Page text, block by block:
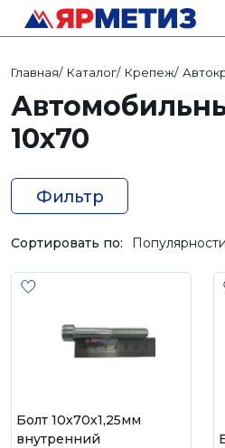
Главная/ Каталог/ Крепеж/
10х70
Фильтр
Сортировать по: Популярности
Болт 10х70х1,25мм
внутренний